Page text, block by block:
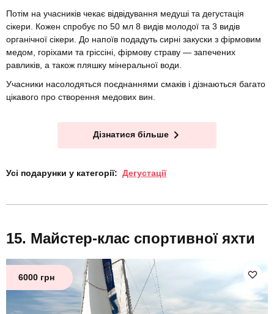
Потім на учасників чекає відвідування медуші та дегустація
сікери. Кожен спробує по 50 мл 8 видів молодої та 3 видів
органічної сікери. До напоїв подадуть сирні закуски з фірмовим
медом, горіхами та гріссіні, фірмову страву — запечених
равликів, а також пляшку мінеральної води.
Учасники насолодяться поєднаннями смаків і дізнаються багато
цікавого про створення медових вин.
Дізнатися більше
Усі подарунки у категорії: Дегустації
Майстер-клас спортивної яхти
6000 грн